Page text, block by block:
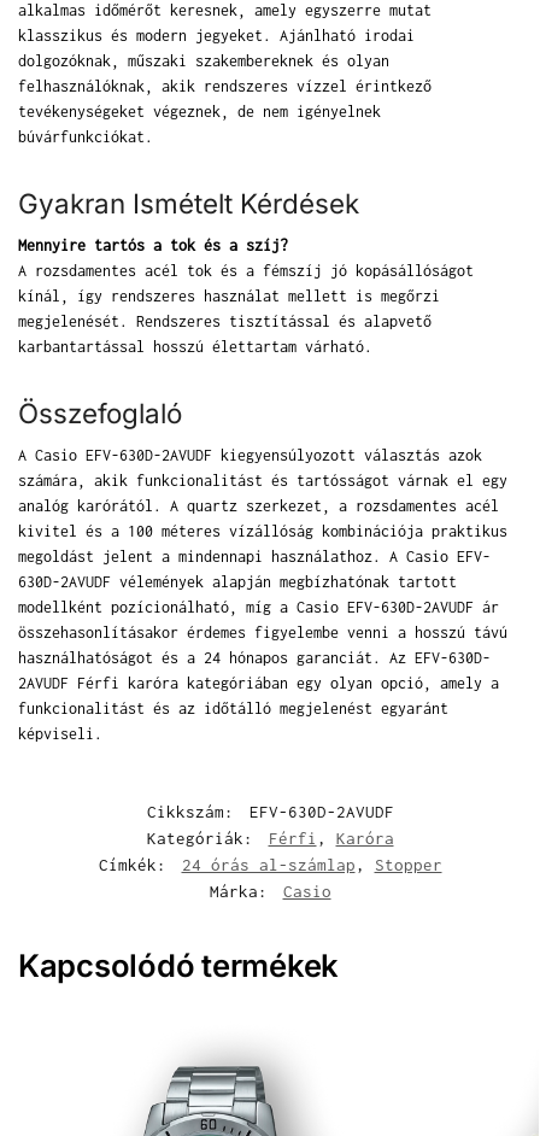
alkalmas időmérőt keresnek, amely egyszerre mutat
klasszikus és modern jegyeket. Ajánlható irodai
dolgozóknak, műszaki szakembereknek és olyan
felhasználóknak, akik rendszeres vízzel érintkező
tevékenységeket végeznek, de nem igényelnek
búvárfunkciókat.
Gyakran Ismételt Kérdések
Mennyire tartós a tok és a szíj?
A rozsdamentes acél tok és a fémszíj jó kopásállóságot
kínál, így rendszeres használat mellett is megőrzi
megjelenését. Rendszeres tisztítással és alapvető
karbantartással hosszú élettartam várható.
Összefoglaló
A Casio EFV-630D-2AVUDF kiegyensúlyozott választás azok
számára, akik funkcionalitást és tartósságot várnak el egy
analóg karórától. A quartz szerkezet, a rozsdamentes acél
kivitel és a 100 méteres vízállóság kombinációja praktikus
megoldást jelent a mindennapi használathoz. A Casio EFV-
630D-2AVUDF vélemények alapján megbízhatónak tartott
modellként pozícionálható, míg a Casio EFV-630D-2AVUDF ár
összehasonlításakor érdemes figyelembe venni a hosszú távú
használhatóságot és a 24 hónapos garanciát. Az EFV-630D-
2AVUDF Férfi karóra kategóriában egy olyan opció, amely a
funkcionalitást és az időtálló megjelenést egyaránt
képviseli.
Cikkszám:
EFV-630D-2AVUDF
Kategóriák:
Férfi , Karóra
Címkék:
24 órás al-számlap, Stopper
Márka:
Casio
Kapcsolódó termékek